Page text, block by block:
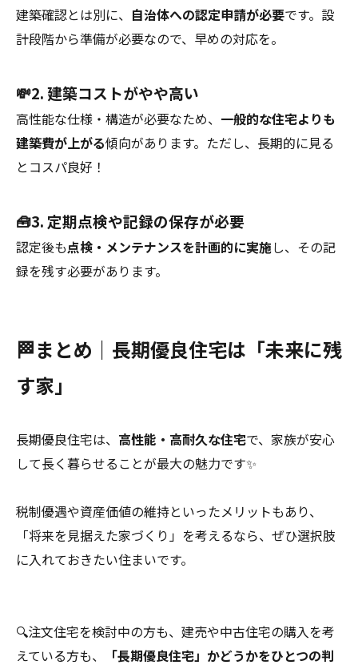
建築確認とは別に、 自治体への認定申請が必要です。設
計段階から準備が必要なので、早めの対応を。
💸2. 建築コストがやや高い
高性能な仕様・構造が必要なため、 一般的な住宅よりも
建築費が上がる傾向があります。ただし、長期的に見る
とコスパ良好！
🧰3. 定期点検や記録の保存が必要
認定後も点検・メンテナンスを計画的に実施し、その記
録を残す必要があります。
🏁まとめ｜長期優良住宅は「未来に残
す家」
長期優良住宅は、 高性能・高耐久な住宅で、家族が安心
して長く暮らせることが最大の魅力です✨
税制優遇や資産価値の維持といったメリットもあり、
「将来を見据えた家づくり」を考えるなら、ぜひ選択肢
に入れておきたい住まいです。
🔍注文住宅を検討中の方も、建売や中古住宅の購入を考
えている方も、
「長期優良住宅」かどうかをひとつの判